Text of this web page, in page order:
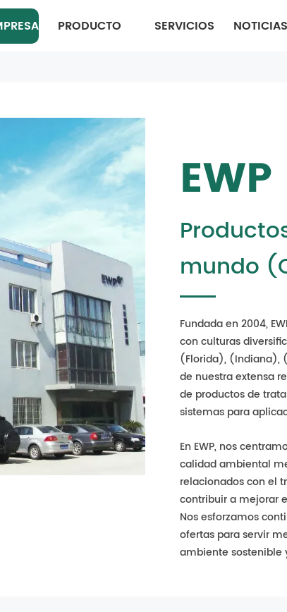
PRODUCTO SERVICIOS NOTICIAS
EWP
mundo
Fundada en 2004,
con culturas
(Florida), (Indiana),
de nuestra extensa
de productos de
sistemas para
En EWP, nos
calidad ambiental
relacionados con el
contribuir a mejorar
Nos esforzamos
ofertas para servir
ambiente sostenible